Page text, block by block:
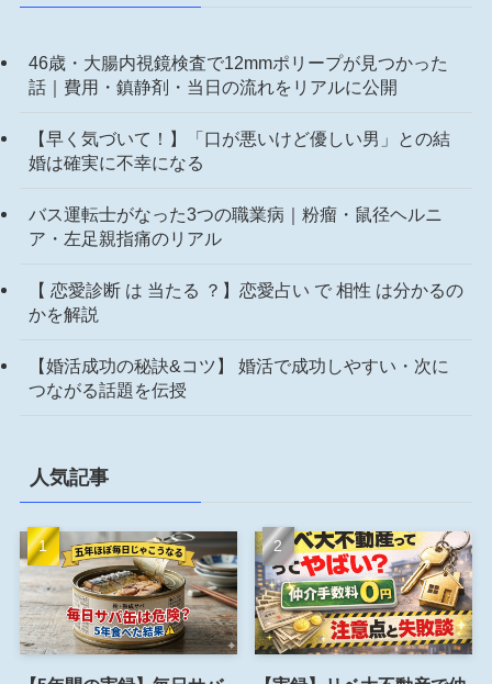
46歳・大腸内視鏡検査で12mmポリープが見つかった
話｜費用・鎮静剤・当日の流れをリアルに公開
【早く気づいて！】「口が悪いけど優しい男」との結
婚は確実に不幸になる
バス運転士がなった3つの職業病｜粉瘤・鼠径ヘルニ
ア・左足親指痛のリアル
【 恋愛診断 は 当たる ？】恋愛占い で 相性 は分かるの
かを解説
【婚活成功の秘訣&コツ】 婚活で成功しやすい・次に
つながる話題を伝授
人気記事